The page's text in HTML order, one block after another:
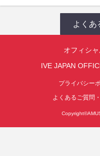
よくあ
オフィシ
IVE JAPAN
プライバシー
よくあるご質問
Copyright©